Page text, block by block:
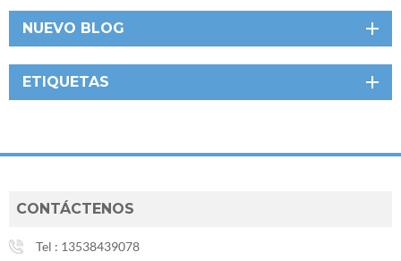
NUEVO BLOG
ETIQUETAS
CONTÁCTENOS
Tel : 13538439078